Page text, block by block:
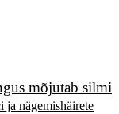
mõjutab silmi
ja nägemishäirete